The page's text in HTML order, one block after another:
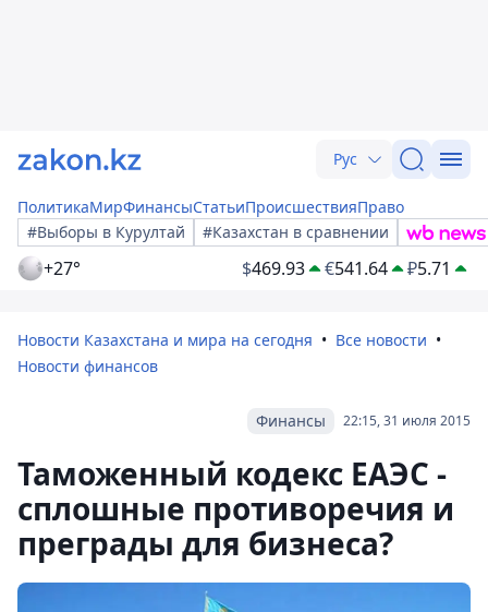
Рус
ПолитикаМирФинансыСтатьиПроисшествияПраво
#Выборы в Курултай
#Казахстан в сравнении
+27° $469.93 €541.64 ₽5.71
Новости Казахстана и мира на сегодня
Все новости
Новости финансов
22:15, 31 июля 2015
Финансы
Таможенный кодекс ЕАЭС -
сплошные противоречия и
преграды для бизнеса?